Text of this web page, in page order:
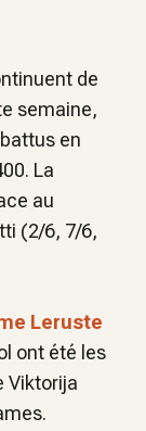
de
semaine,
en
La
au
(2/6, 7/6,
Leruste
ont été les
Viktorija